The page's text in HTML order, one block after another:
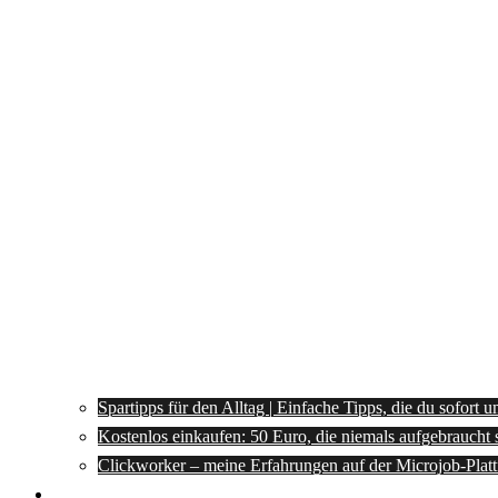
Spartipps für den Alltag | Einfache Tipps, die du sofort
Kostenlos einkaufen: 50 Euro, die niemals aufgebraucht
Clickworker – meine Erfahrungen auf der Microjob-